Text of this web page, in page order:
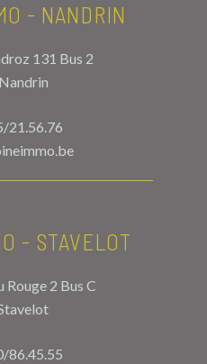
- NANDRIN
131 Bus 2
21.56.76
- STAVELOT
Rouge 2 Bus C
86.45.55